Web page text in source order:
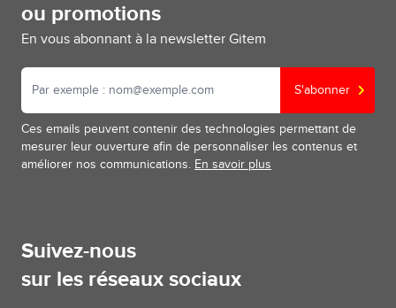
ou promotions
En vous abonnant à la newsletter Gitem
S'abonner
Ces emails peuvent contenir des technologies permettant de
mesurer leur ouverture afin de personnaliser les contenus et
améliorer nos communications. En savoir plus
Suivez-nous
sur les réseaux sociaux